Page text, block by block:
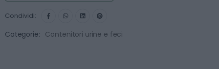
Condividi:
Categorie: Contenitori urine e feci